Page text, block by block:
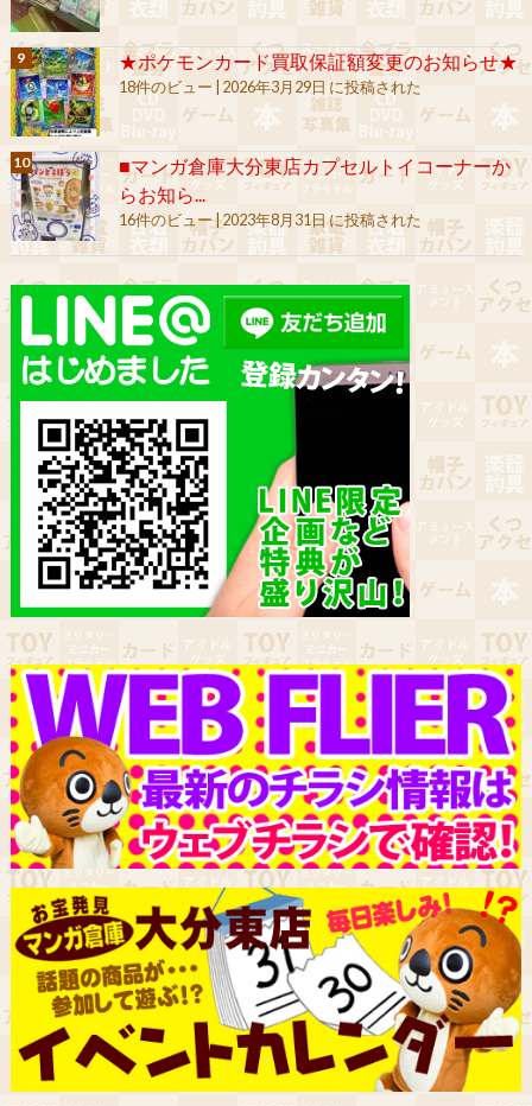
★ポケモンカード買取保証額変更のお知らせ★
18件のビュー 2026年3月29日 に投稿された
■マンガ倉庫大分東店カプセルトイコーナーか
らお知ら...
16件のビュー|2023年8月31日 に投稿された